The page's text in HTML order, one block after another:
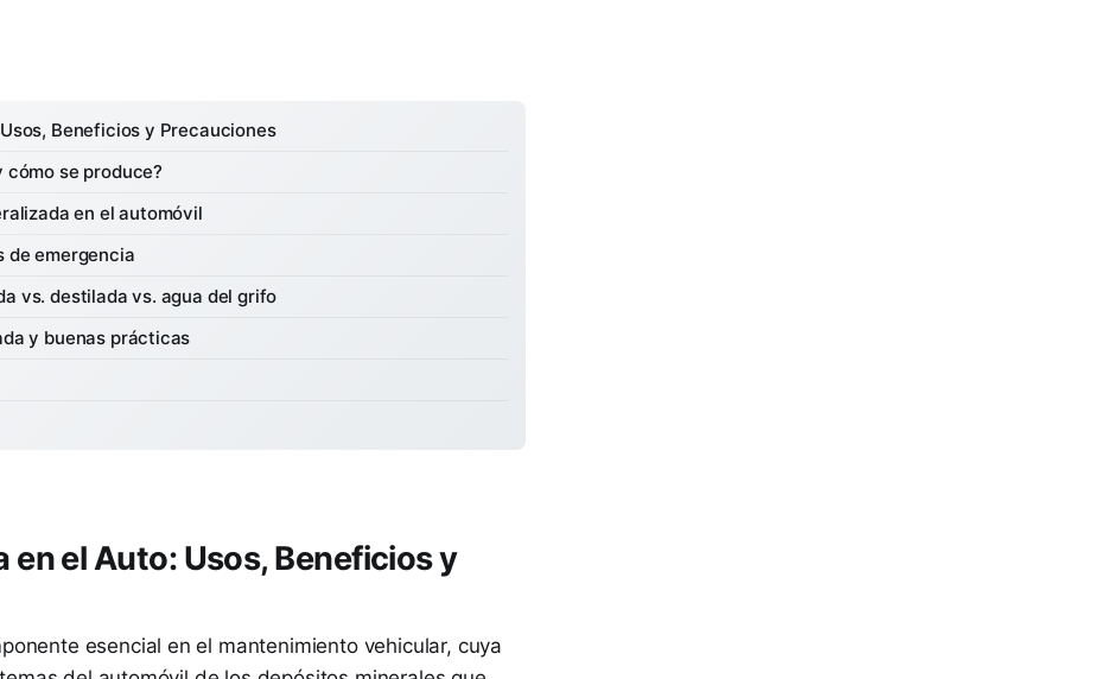
Beneficios y Precauciones
cómo se produce?
en el automóvil
de emergencia
vs. destilada vs. agua del grifo
y buenas prácticas
en el Auto: Usos, Beneficios y
esencial en el mantenimiento vehicular, cuya